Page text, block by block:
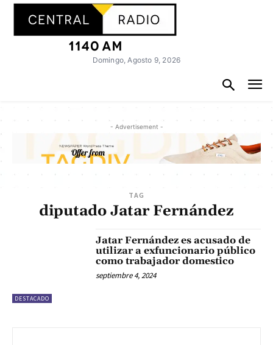
Domingo, Agosto 9, 2026
- Advertisement -
TAG
diputado Jatar Fernández
DESTACADO
Jatar Fernández es acusado de
utilizar a exfuncionario público
como trabajador domestico
septiembre 4, 2024